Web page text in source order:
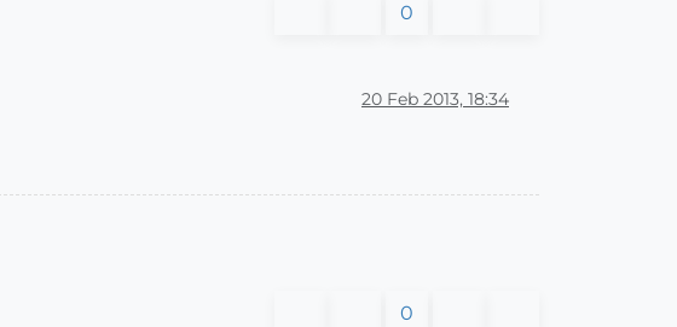
0
20 Feb 2013, 18:34
0